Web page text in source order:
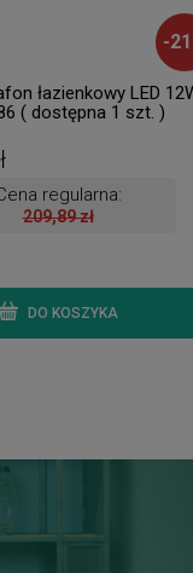
-21
łazienkowy LED
( dostępna 1 szt. )
regularna:
209,89 zł
DO KOSZYKA